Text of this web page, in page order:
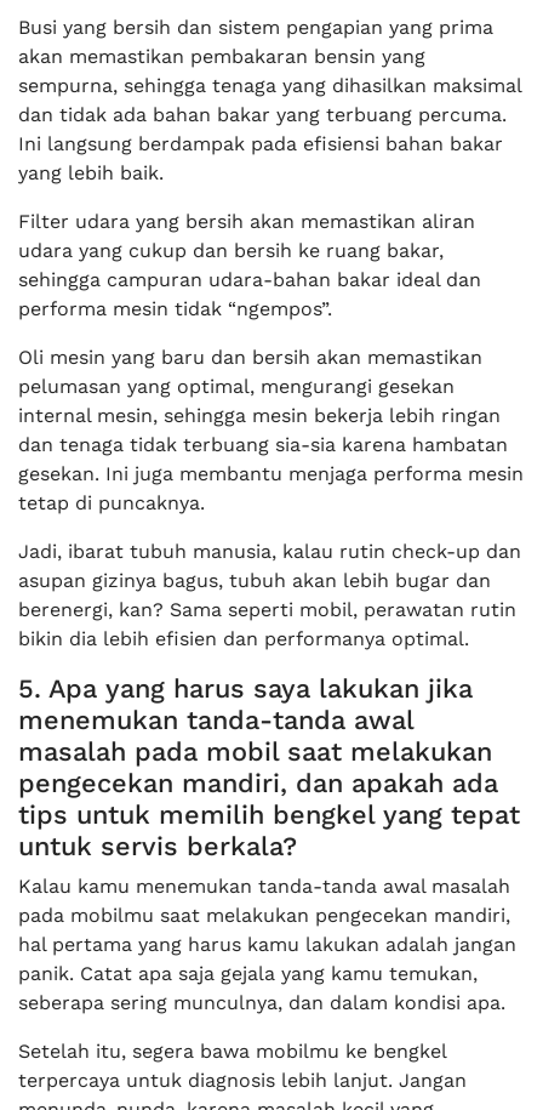
Busi yang bersih dan sistem pengapian yang prima
akan memastikan pembakaran bensin yang
sempurna, sehingga tenaga yang dihasilkan maksimal
dan tidak ada bahan bakar yang terbuang percuma.
Ini langsung berdampak pada efisiensi bahan bakar
yang lebih baik.
Filter udara yang bersih akan memastikan aliran
udara yang cukup dan bersih ke ruang bakar,
sehingga campuran udara-bahan bakar ideal dan
performa mesin tidak “ngempos”.
Oli mesin yang baru dan bersih akan memastikan
pelumasan yang optimal, mengurangi gesekan
internal mesin, sehingga mesin bekerja lebih ringan
dan tenaga tidak terbuang sia-sia karena hambatan
gesekan. Ini juga membantu menjaga performa mesin
tetap di puncaknya.
Jadi, ibarat tubuh manusia, kalau rutin check-up dan
asupan gizinya bagus, tubuh akan lebih bugar dan
berenergi, kan? Sama seperti mobil, perawatan rutin
bikin dia lebih efisien dan performanya optimal.
5. Apa yang harus saya lakukan jika
menemukan tanda-tanda awal
masalah pada mobil saat melakukan
pengecekan mandiri, dan apakah ada
tips untuk memilih bengkel yang tepat
untuk servis berkala?
Kalau kamu menemukan tanda-tanda awal masalah
pada mobilmu saat melakukan pengecekan mandiri,
hal pertama yang harus kamu lakukan adalah jangan
panik. Catat apa saja gejala yang kamu temukan,
seberapa sering munculnya, dan dalam kondisi apa.
Setelah itu, segera bawa mobilmu ke bengkel
terpercaya untuk diagnosis lebih lanjut. Jangan